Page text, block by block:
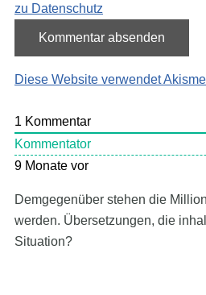
zu Datenschutz
Diese Website verwendet
1 Kommentar
Kommentator
9 Monate vor
Demgegenüber stehen die
werden. Übersetzungen, die
Situation?